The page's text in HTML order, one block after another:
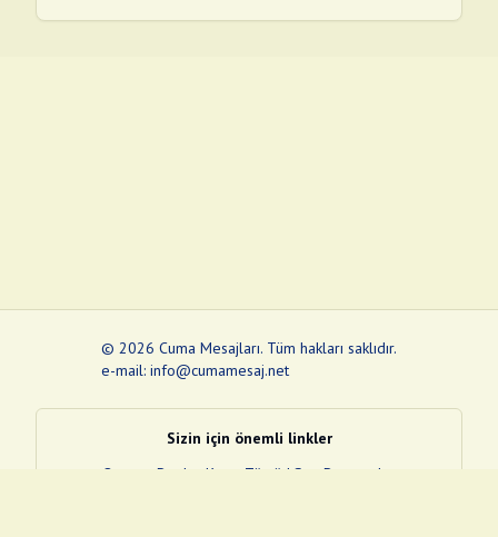
© 2026 Cuma Mesajları. Tüm hakları saklıdır.
e-mail: info@cumamesaj.net
Sizin için önemli linkler
Quran
e-Devlet Kapısı Tüvtürk Son Depremler